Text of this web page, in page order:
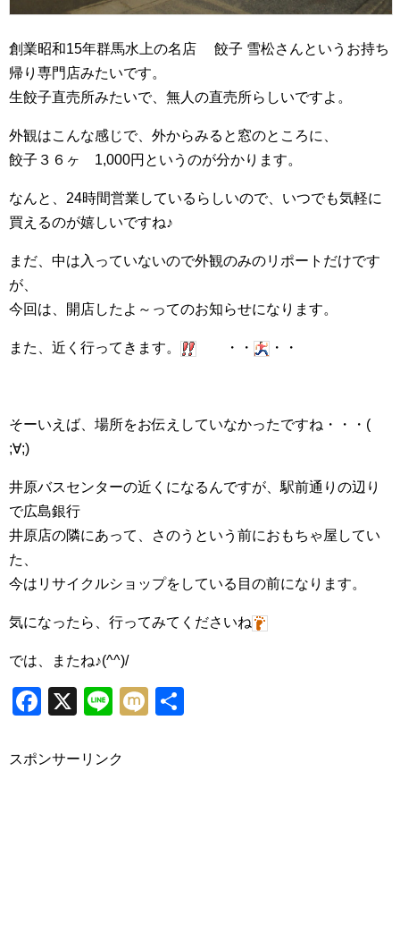
創業昭和15年群馬水上の名店 餃子 雪松さんというお持ち
帰り専門店みたいです。
生餃子直売所みたいで、無人の直売所らしいですよ。
外観はこんな感じで、外からみると窓のところに、
餃子３６ヶ 1,000円というのが分かります。
なんと、24時間営業しているらしいので、いつでも気軽に
買えるのが嬉しいですね♪
まだ、中は入っていないので外観のみのリポートだけです
が、
今回は、開店したよ～ってのお知らせになります。
また、近く行ってきます。 ・・ ・・
そーいえば、場所をお伝えしていなかったですね・・・(
;∀;)
井原バスセンターの近くになるんですが、駅前通りの辺り
で広島銀行
井原店の隣にあって、さのうという前におもちゃ屋してい
た、
今はリサイクルショップをしている目の前になります。
気になったら、行ってみてくださいね
では、またね♪(^^)/
Facebook
X LineMixi
スポンサーリンク